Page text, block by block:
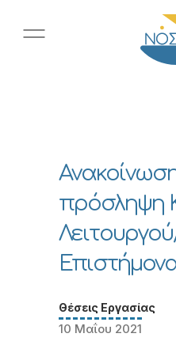
πρόσληψη
Θέσεις Εργασίας
10 Μαΐου 2021